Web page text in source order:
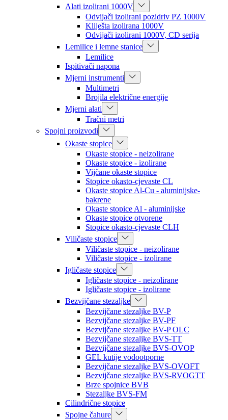
Alati izolirani 1000V
Odvijači izolirani pozidriv PZ 1000V
Kliješta izolirana 1000V
Odvijači izolirani 1000V, CD serija
Lemilice i lemne stanice
Lemilice
Ispitivači napona
Mjerni instrumenti
Multimetri
Brojila električne energije
Mjerni alati
Tračni metri
Spojni proizvodi
Okaste stopice
Okaste stopice - neizolirane
Okaste stopice - izolirane
Vijčane okaste stopice
Stopice okasto-cjevaste CL
Okaste stopice Al-Cu - aluminijske-
bakrene
Okaste stopice Al - aluminijske
Okaste stopice otvorene
Stopice okasto-cjevaste CLH
Viličaste stopice
Viličaste stopice - neizolirane
Viličaste stopice - izolirane
Igličaste stopice
Igličaste stopice - neizolirane
Igličaste stopice - izolirane
Bezvijčane stezaljke
Bezvijčane stezaljke BV-P
Bezvijčane stezaljke BV-PF
Bezvijčane stezaljke BV-P OLC
Bezvijčane stezaljke BVS-TT
Bezvijčane stezaljke BVS-OVOP
GEL kutije vodootporne
Bezvijčane stezaljke BVS-OVOFT
Bezvijčane stezaljke BVS-RVOGTT
Brze spojnice BVB
Stezaljke BVS-FM
Cilindrične stopice
Spojne čahure